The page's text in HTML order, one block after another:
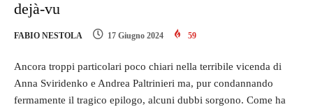
dejà-vu
FABIO NESTOLA 17 Giugno 2024 59
Ancora troppi particolari poco chiari nella terribile vicenda di
Anna Sviridenko e Andrea Paltrinieri ma, pur condannando
fermamente il tragico epilogo, alcuni dubbi sorgono. Come ha